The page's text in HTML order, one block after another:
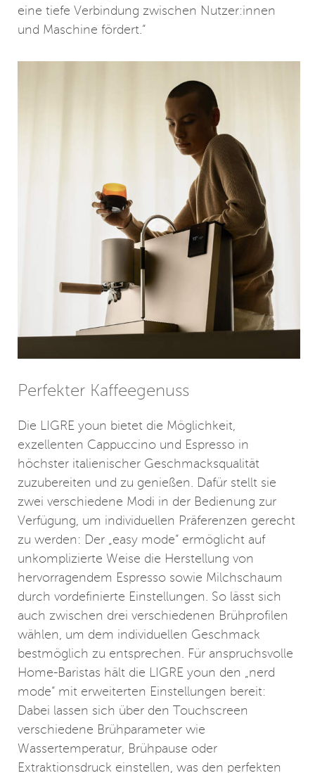
eine tiefe Verbindung zwischen Nutzer:innen
und Maschine fördert.“
Perfekter Kaffeegenuss
Die LIGRE youn bietet die Möglichkeit,
exzellenten Cappuccino und Espresso in
höchster italienischer Geschmacksqualität
zuzubereiten und zu genießen. Dafür stellt sie
zwei verschiedene Modi in der Bedienung zur
Verfügung, um individuellen Präferenzen gerecht
zu werden: Der „easy mode“ ermöglicht auf
unkomplizierte Weise die Herstellung von
hervorragendem Espresso sowie Milchschaum
durch vordefinierte Einstellungen. So lässt sich
auch zwischen drei verschiedenen Brühprofilen
wählen, um dem individuellen Geschmack
bestmöglich zu entsprechen. Für anspruchsvolle
Home-Baristas hält die LIGRE youn den „nerd
mode“ mit erweiterten Einstellungen bereit:
Dabei lassen sich über den Touchscreen
verschiedene Brühparameter wie
Wassertemperatur, Brühpause oder
Extraktionsdruck einstellen, was den perfekten